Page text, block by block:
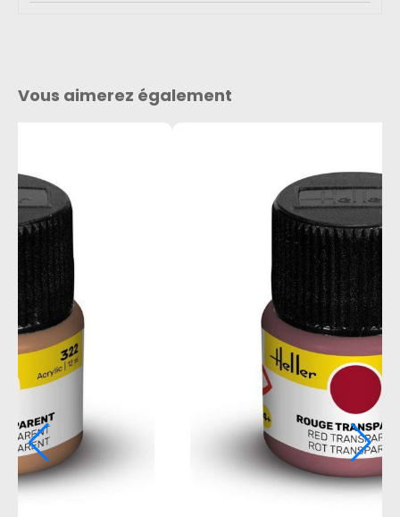
Vous aimerez également